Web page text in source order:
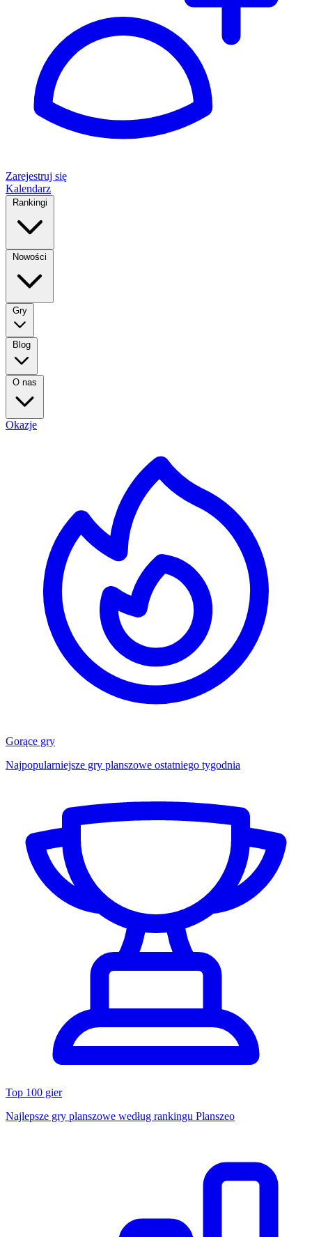
Zarejestruj się
Kalendarz
Rankingi
Nowości
Gry
Blog
O nas
Okazje
Gorące gry
Najpopularniejsze gry planszowe ostatniego tygodnia
Top 100 gier
Najlepsze gry planszowe według rankingu Planszeo